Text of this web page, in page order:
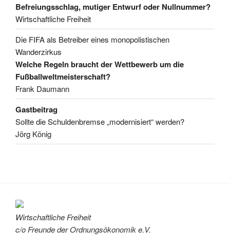
Befreiungsschlag, mutiger Entwurf oder Nullnummer?
Wirtschaftliche Freiheit
Die FIFA als Betreiber eines monopolistischen
Wanderzirkus
Welche Regeln braucht der Wettbewerb um die
Fußballweltmeisterschaft?
Frank Daumann
Gastbeitrag
Sollte die Schuldenbremse „modernisiert“ werden?
Jörg König
Wirtschaftliche Freiheit
c/o Freunde der Ordnungsökonomik e.V.